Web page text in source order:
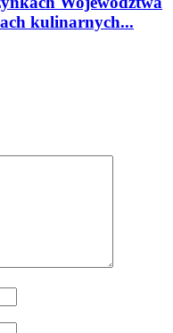
kulinarnych...